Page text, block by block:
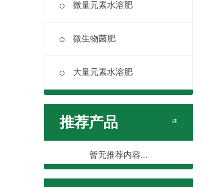
微量元素水溶肥
微生物菌肥
大量元素水溶肥
推荐产品
暂无推荐内容...